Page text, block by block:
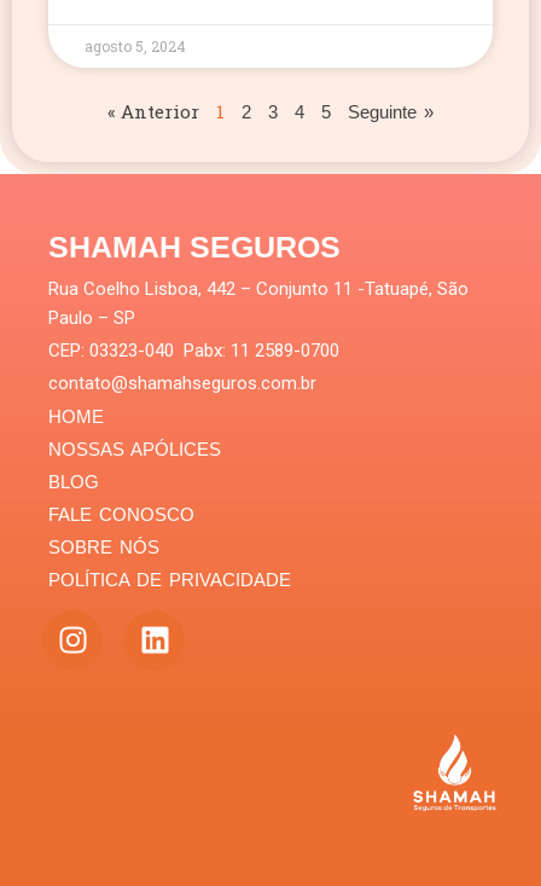
agosto 5, 2024
« Anterior 1 2 3 4 5 Seguinte »
SHAMAH SEGUROS
Rua Coelho Lisboa, 442 – Conjunto 11 -Tatuapé, São
Paulo – SP
CEP: 03323-040 Pabx: 11 2589-0700
contato@shamahseguros.com.br
HOME
NOSSAS APÓLICES
BLOG
FALE CONOSCO
SOBRE NÓS
POLÍTICA DE PRIVACIDADE